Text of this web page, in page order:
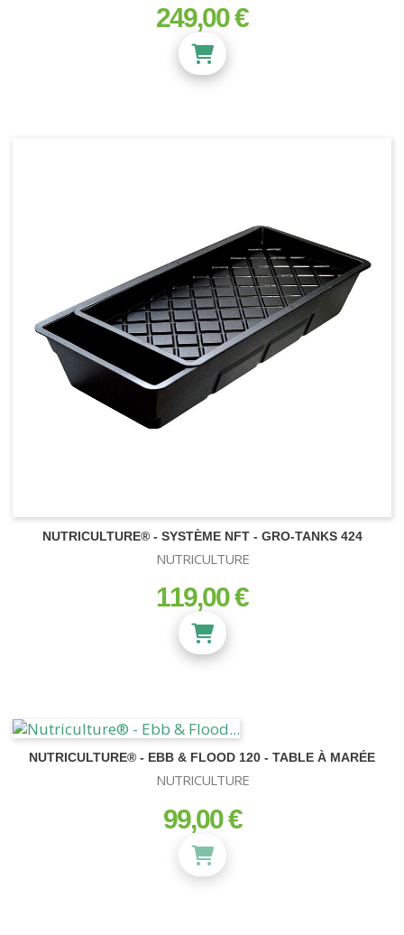
prix
249,00 €
NUTRICULTURE® - SYSTÈME NFT - GRO-TANKS 424
NUTRICULTURE
prix
119,00 €
NUTRICULTURE® - EBB & FLOOD 120 - TABLE À MARÉE
NUTRICULTURE
prix
99,00 €